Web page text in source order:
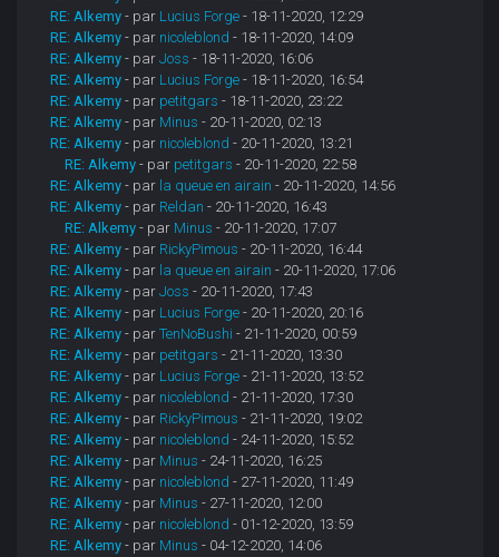
RE: Alkemy - par Lucius Forge - 18-11-2020, 12:29
RE: Alkemy - par nicoleblond - 18-11-2020, 14:09
RE: Alkemy - parJoss - 18-11-2020, 16:06
RE: Alkemy - par Lucius Forge - 18-11-2020, 16:54
RE: Alkemy - par petitgars - 18-11-2020, 23:22
RE: Alkemy - par Minus - 20-11-2020, 02:13
RE: Alkemy - par nicoleblond - 20-11-2020, 13:21
RE: Alkemy - par petitgars - 20-11-2020, 22:58
RE: Alkemy - par la queue en airain - 20-11-2020, 14:56
RE: Alkemy - par Reldan - 20-11-2020, 16:43
RE: Alkemy - par Minus - 20-11-2020, 17:07
RE: Alkemy - par RickyPimous - 20-11-2020, 16:44
RE: Alkemy - par la queue en airain - 20-11-2020, 17:06
RE: Alkemy - parJoss - 20-11-2020, 17:43
RE: Alkemy - par Lucius Forge - 20-11-2020, 20:16
RE: Alkemy - parTenNoBushi - 21-11-2020, 00:59
RE: Alkemy - par petitgars - 21-11-2020, 13:30
RE: Alkemy - par Lucius Forge - 21-11-2020, 13:52
RE: Alkemy - par nicoleblond - 21-11-2020, 17:30
RE: Alkemy - par RickyPimous - 21-11-2020, 19:02
RE: Alkemy - par nicoleblond - 24-11-2020, 15:52
RE: Alkemy - par Minus - 24-11-2020, 16:25
RE: Alkemy - par nicoleblond - 27-11-2020, 11:49
RE: Alkemy - par Minus - 27-11-2020, 12:00
RE: Alkemy - par nicoleblond - 01-12-2020, 13:59
RE: Alkemy - par Minus - 04-12-2020, 14:06